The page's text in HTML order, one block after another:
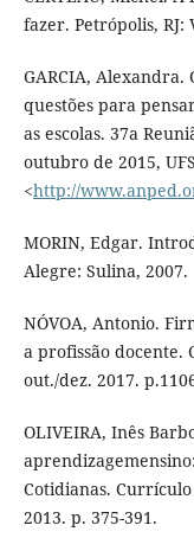
fazer. Petrópolis, RJ:
GARCIA, Alexandra.
questões para
as escolas. 37a
outubro de 2015,
<http://
MORIN, Edgar.
Alegre: Sulina, 2007.
NÓVOA, Antonio.
a profissão docente.
out./dez. 2017.
OLIVEIRA, Inês
Cotidianas.
2013. p. 375-391.